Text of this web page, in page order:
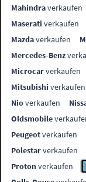
Mahindraverkaufen
Maserati verkaufen
Mazdaverkaufen
Mercedes-Benz
Microcarverkaufen
Mitsubishi verkaufen
Nioverkaufen
Oldsmobile
Peugeotverkaufen
Polestarverkaufen
Protonverkaufen